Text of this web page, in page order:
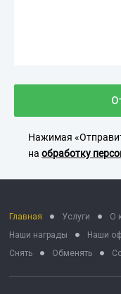
Нажимая
наобработку
Главная Услуги О
Наши награды
Наши
Снять
Обменять